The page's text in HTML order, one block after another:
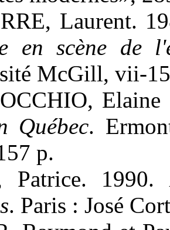
Laurent.
en scène de
McGill, vii-
Québec.
p.
Patrice. 1990.
. Paris : José